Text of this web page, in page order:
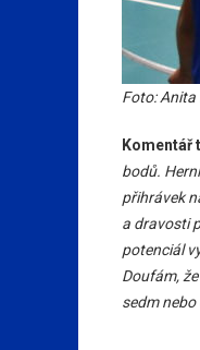
Foto: Anita
Komentář
bodů.
přihrávek
a dravosti
potenciál
Doufám,
sedm nebo